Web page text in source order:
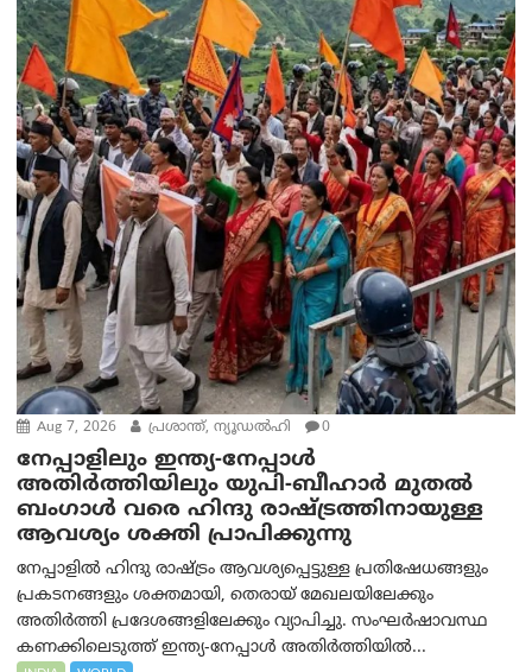
Aug 7, 2026 പ്രശാന്ത്, ന്യൂഡല്‍ഹി 0
നേപ്പാളിലും ഇന്ത്യ-നേപ്പാൾ
അതിർത്തിയിലും യുപി-ബീഹാർ മുതൽ
ബംഗാൾ വരെ ഹിന്ദു രാഷ്ട്രത്തിനായുള്ള
ആവശ്യം ശക്തി പ്രാപിക്കുന്നു
നേപ്പാളിൽ ഹിന്ദു രാഷ്ട്രം ആവശ്യപ്പെട്ടുള്ള പ്രതിഷേധങ്ങളും
പ്രകടനങ്ങളും ശക്തമായി, തെരായ് മേഖലയിലേക്കും
അതിർത്തി പ്രദേശങ്ങളിലേക്കും വ്യാപിച്ചു. സംഘർഷാവസ്ഥ
കണക്കിലെടുത്ത് ഇന്ത്യ-നേപ്പാൾ അതിർത്തിയിൽ...